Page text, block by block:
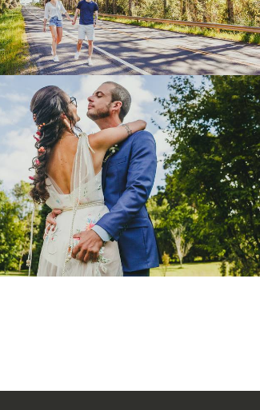
639 0
1133 70